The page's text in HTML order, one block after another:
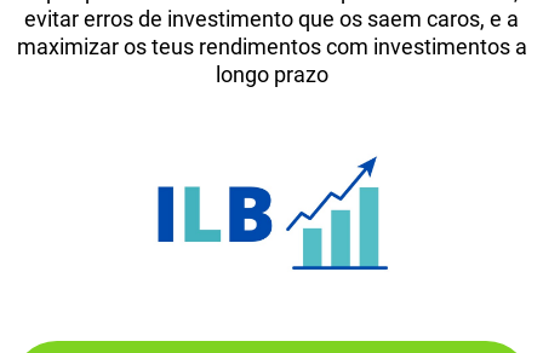
evitar erros de investimento que os saem caros, e a
maximizar os teus rendimentos com investimentos a
longo prazo